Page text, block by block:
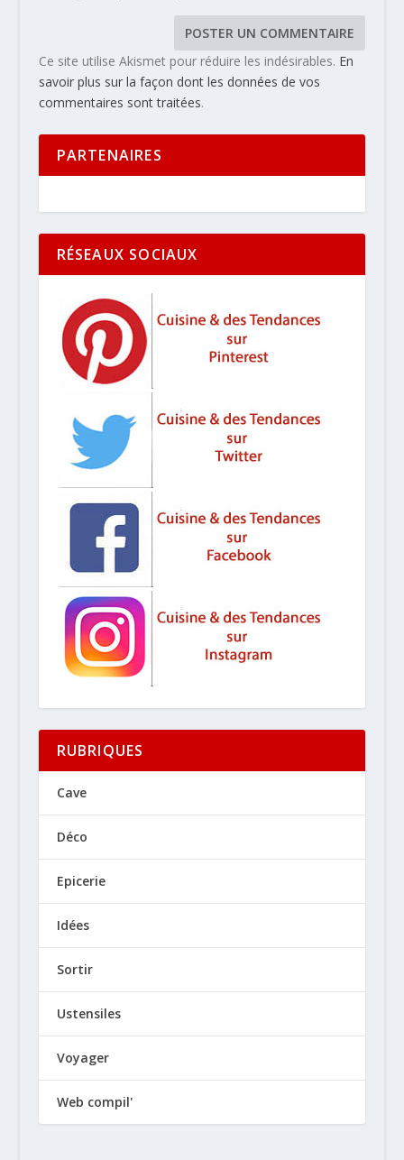
Ce site utilise Akismet pour réduire les indésirables. En
savoir plus sur la façon dont les données de vos
commentaires sont traitées.
PARTENAIRES
RÉSEAUX SOCIAUX
RUBRIQUES
Cave
Déco
Epicerie
Idées
Sortir
Ustensiles
Voyager
Web compil'